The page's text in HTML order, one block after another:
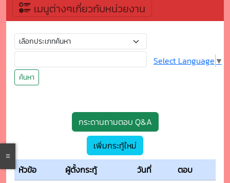
เมนูต่างๆเกี่ยวกับหน่วยงาน
ค้นหา
Select Language ▼
กระดานถามตอบ Q&A
เพิ่มกระทู้ใหม่
หัวข้อ
ผู้ตั้งกระทู้ วันที่ ตอบ